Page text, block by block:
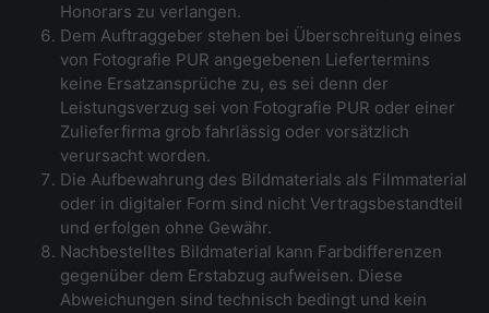
Honorars zu verlangen.
Dem Auftraggeber stehen bei Überschreitung eines
von Fotografie PUR angegebenen Liefertermins
keine Ersatzansprüche zu, es sei denn der
Leistungsverzug sei von Fotografie PUR oder einer
Zulieferfirma grob fahrlässig oder vorsätzlich
verursacht worden.
Die Aufbewahrung des Bildmaterials als Filmmaterial
oder in digitaler Form sind nicht Vertragsbestandteil
und erfolgen ohne Gewähr.
Nachbestelltes Bildmaterial kann Farbdifferenzen
gegenüber dem Erstabzug aufweisen. Diese
Abweichungen sind technisch bedingt und kein